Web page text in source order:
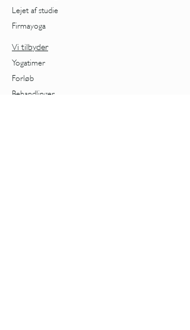
Lejet af studie
Firmayoga
Vi tilbyder
Yogatimer
Forløb
Behandlinger